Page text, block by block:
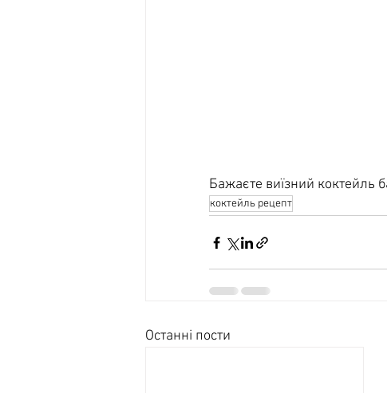
Бажаєте виїзний коктейль
коктейль рецепт
Останні пости